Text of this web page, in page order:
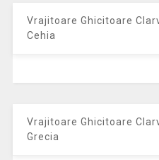
Vrajitoare Ghicitoare
Cehia
Vrajitoare Ghicitoare
Grecia